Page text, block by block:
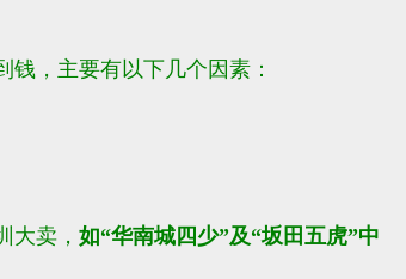
，主要有以下几个因素：
大卖， 如“华南城四少”及“坂田五虎”中